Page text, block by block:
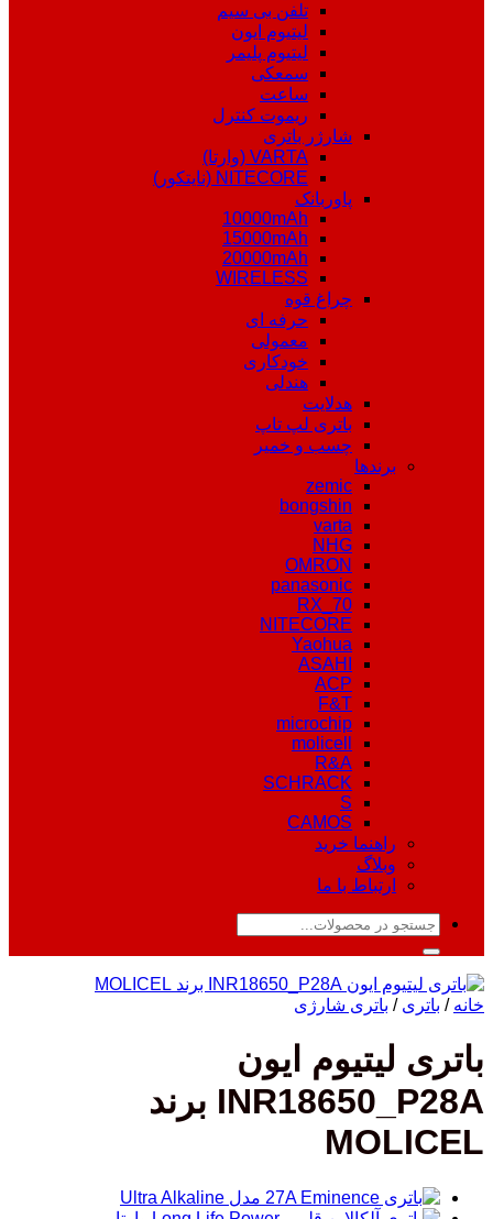
تلفن بی سیم
لیتیوم ایون
لیتیوم پلیمر
سمعکی
ساعت
ریموت کنترل
شارژر باتری
VARTA (وارتا)
NITECORE (نایتکور)
پاوربانک
10000mAh
15000mAh
20000mAh
WIRELESS
چراغ قوه
حرفه ای
معمولی
خودکاری
هندلی
هدلایت
باتری لپ تاپ
چسب و خمیر
برندها
zemic
bongshin
varta
NHG
OMRON
panasonic
RX_70
NITECORE
Yaohua
ASAHI
ACP
F&T
microchip
molicell
R&A
SCHRACK
S
CAMOS
راهنما خرید
وبلاگ
ارتباط با ما
جستجو
خانه / باتری / باتری شارژی
باتری لیتیوم ایون
INR18650_P28A برند
MOLICEL